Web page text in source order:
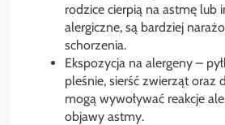
rodzice cierpią na astmę lub
alergiczne, są bardziej
schorzenia.
Ekspozycja na alergeny –
pleśnie, sierść zwierząt oraz
mogą wywoływać reakcje
objawy astmy.